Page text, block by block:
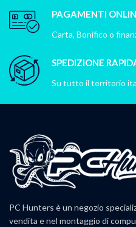
PAGAMENTI
Carta, Bonifico o
SPEDIZIONE
Su tutto il territorio
PC Hunters è un negozio
vendita e nel montaggio di